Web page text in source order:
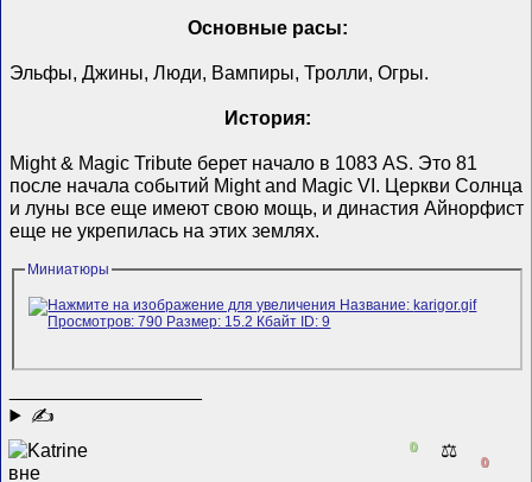
Основные расы:
Эльфы, Джины, Люди, Вампиры, Тролли, Огры.
История:
Might & Magic Tribute берет начало в 1083 AS. Это 81
после начала событий Might and Magic VI. Церкви Солнца
и луны все еще имеют свою мощь, и династия Айнорфист
еще не укрепилась на этих землях.
Миниатюры
✍
0 ⚖️
0